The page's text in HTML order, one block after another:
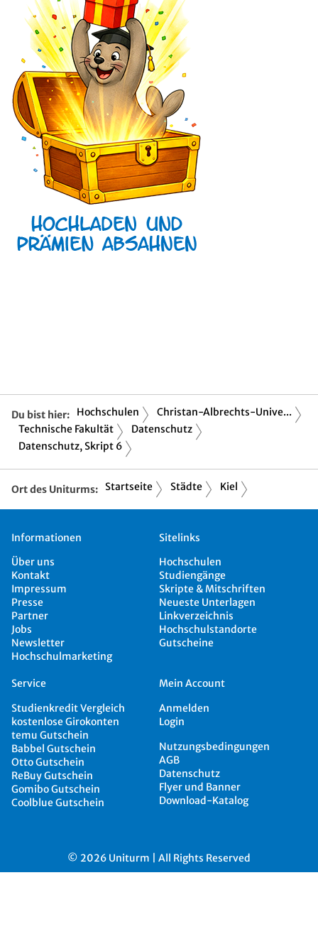
Du bist hier: Hochschulen
Christan-Albrechts-Unive...
Technische Fakultät
Datenschutz
Datenschutz, Skript 6
Ort des Uniturms: Startseite Städte Kiel
Informationen
Über uns
Kontakt
Impressum
Presse
Partner
Jobs
Newsletter
Hochschulmarketing
Sitelinks
Hochschulen
Studiengänge
Skripte & Mitschriften
Neueste Unterlagen
Linkverzeichnis
Hochschulstandorte
Gutscheine
Service
Studienkredit Vergleich
kostenlose Girokonten
temu Gutschein
Babbel Gutschein
Otto Gutschein
ReBuy Gutschein
Gomibo Gutschein
Coolblue Gutschein
Mein Account
Anmelden
Login
Nutzungsbedingungen
AGB
Datenschutz
Flyer und Banner
Download-Katalog
© 2026 Uniturm | All Rights Reserved